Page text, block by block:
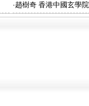
·趙樹奇 香港中國玄學